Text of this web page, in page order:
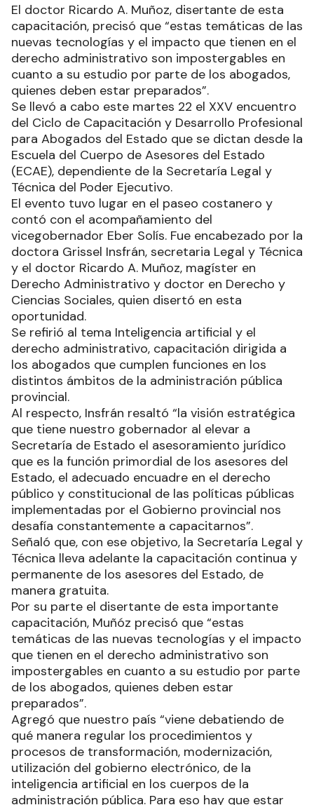
El doctor Ricardo A. Muñoz, disertante de esta
capacitación, precisó que “estas temáticas de las
nuevas tecnologías y el impacto que tienen en el
derecho administrativo son impostergables en
cuanto a su estudio por parte de los abogados,
quienes deben estar preparados”.
Se llevó a cabo este martes 22 el XXV encuentro
del Ciclo de Capacitación y Desarrollo Profesional
para Abogados del Estado que se dictan desde la
Escuela del Cuerpo de Asesores del Estado
(ECAE), dependiente de la Secretaría Legal y
Técnica del Poder Ejecutivo.
El evento tuvo lugar en el paseo costanero y
contó con el acompañamiento del
vicegobernador Eber Solís. Fue encabezado por la
doctora Grissel Insfrán, secretaria Legal y Técnica
y el doctor Ricardo A. Muñoz, magíster en
Derecho Administrativo y doctor en Derecho y
Ciencias Sociales, quien disertó en esta
oportunidad.
Se refirió al tema Inteligencia artificial y el
derecho administrativo, capacitación dirigida a
los abogados que cumplen funciones en los
distintos ámbitos de la administración pública
provincial.
Al respecto, Insfrán resaltó “la visión estratégica
que tiene nuestro gobernador al elevar a
Secretaría de Estado el asesoramiento jurídico
que es la función primordial de los asesores del
Estado, el adecuado encuadre en el derecho
público y constitucional de las políticas públicas
implementadas por el Gobierno provincial nos
desafía constantemente a capacitarnos”.
Señaló que, con ese objetivo, la Secretaría Legal y
Técnica lleva adelante la capacitación continua y
permanente de los asesores del Estado, de
manera gratuita.
Por su parte el disertante de esta importante
capacitación, Muñóz precisó que “estas
temáticas de las nuevas tecnologías y el impacto
que tienen en el derecho administrativo son
impostergables en cuanto a su estudio por parte
de los abogados, quienes deben estar
preparados”.
Agregó que nuestro país “viene debatiendo de
qué manera regular los procedimientos y
procesos de transformación, modernización,
utilización del gobierno electrónico, de la
inteligencia artificial en los cuerpos de la
administración pública. Para eso hay que estar